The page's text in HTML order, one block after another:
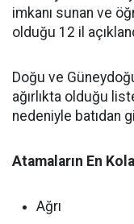
imkanı sunan ve
olduğu 12 il
Doğu ve
ağırlıkta olduğu
nedeniyle batıdan
Atamaların En
Ağrı